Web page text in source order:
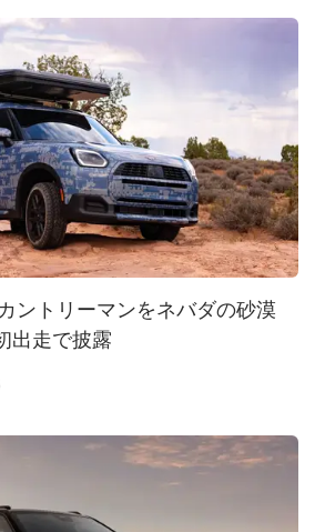
ントリーマンをネバダの砂漠
出走で披露